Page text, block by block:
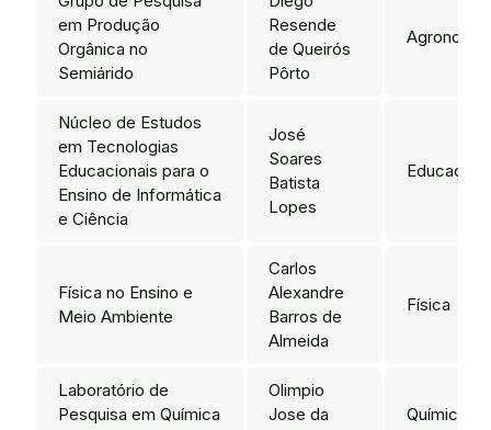
em Produção
Orgânica no
Semiárido
Resende
de Queirós
Pôrto
Agronomia
Núcleo de Estudos
em Tecnologias
Educacionais para o
Ensino de Informática
e Ciência
José
Soares
Batista
Lopes
Educação
Física no Ensino e
Meio Ambiente
Carlos
Alexandre
Barros de
Almeida
Física
Laboratório de
Pesquisa em Química
Olimpio
Jose da
Química